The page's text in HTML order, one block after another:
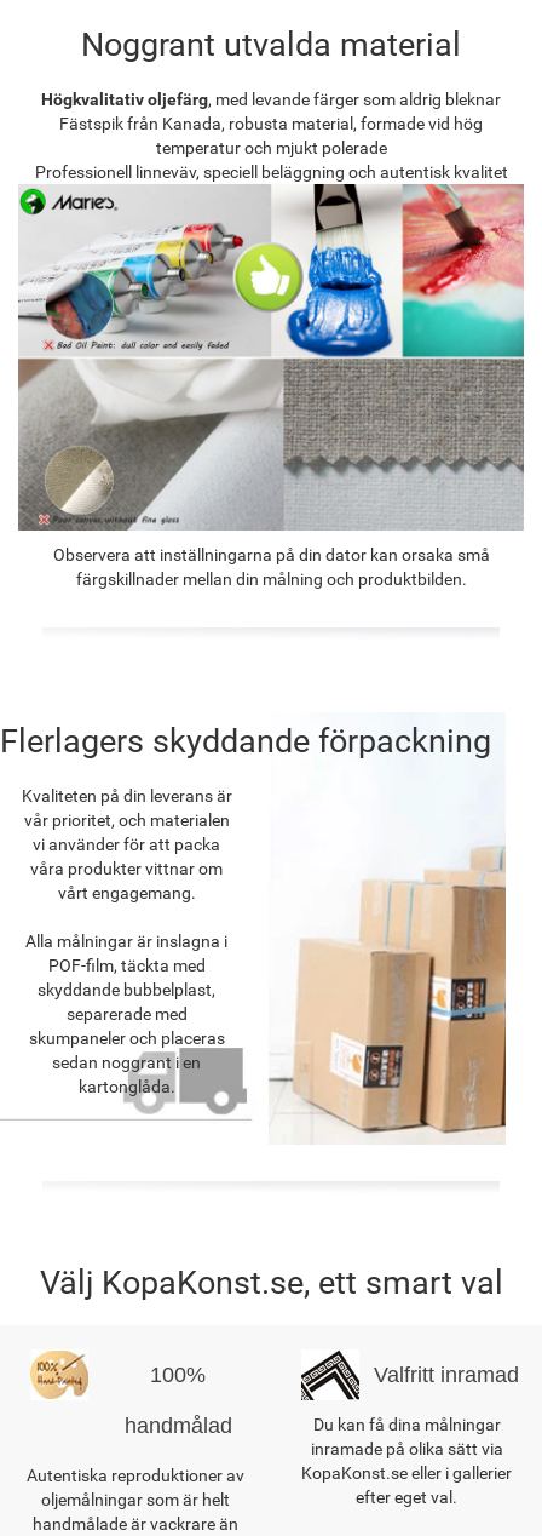
Noggrant utvalda material
Högkvalitativ oljefärg, med levande färger som aldrig bleknar
Fästspik från Kanada, robusta material, formade vid hög
temperatur och mjukt polerade
Professionell linneväv, speciell beläggning och autentisk kvalitet
Observera att inställningarna på din dator kan orsaka små
färgskillnader mellan din målning och produktbilden.
Flerlagers skyddande förpackning
Kvaliteten på din leverans är
vår prioritet, och materialen
vi använder för att packa
våra produkter vittnar om
vårt engagemang.
Alla målningar är inslagna i
POF-film, täckta med
skyddande bubbelplast,
separerade med
skumpaneler och placeras
sedan noggrant i en
kartonglåda.
Välj KopaKonst.se, ett smart val
100%
handmålad
Autentiska reproduktioner av
oljemålningar som är helt
handmålade är vackrare än
Valfritt inramad
Du kan få dina målningar
inramade på olika sätt via
KopaKonst.se eller i gallerier
efter eget val.